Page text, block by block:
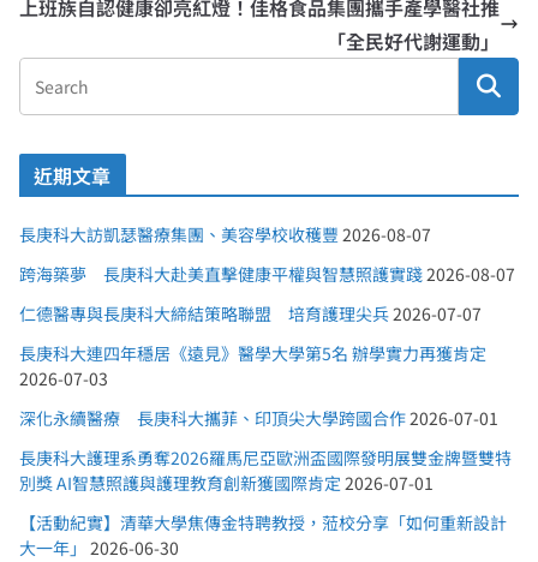
上班族自認健康卻亮紅燈！佳格食品集團攜手產學醫社推
「全民好代謝運動」
近期文章
長庚科大訪凱瑟醫療集團、美容學校收穫豐 2026-08-07
跨海築夢 長庚科大赴美直擊健康平權與智慧照護實踐2026-08-07
仁德醫專與長庚科大締結策略聯盟 培育護理尖兵2026-07-07
長庚科大連四年穩居《遠見》醫學大學第5名 辦學實力再獲肯定
2026-07-03
深化永續醫療 長庚科大攜菲、印頂尖大學跨國合作2026-07-01
長庚科大護理系勇奪2026羅馬尼亞歐洲盃國際發明展雙金牌暨雙特
別獎 AI智慧照護與護理教育創新獲國際肯定 2026-07-01
【活動紀實】清華大學焦傳金特聘教授，蒞校分享「如何重新設計
大一年」 2026-06-30